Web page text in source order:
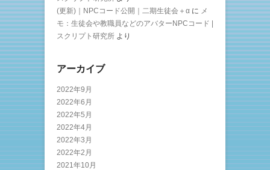
(更新)｜NPCコード公開｜二期生徒会＋α に メ
モ：生徒会や教職員などのアバターNPCコード |
スクリプト研究所 より
アーカイブ
2022年9月
2022年6月
2022年5月
2022年4月
2022年3月
2022年2月
2021年10月